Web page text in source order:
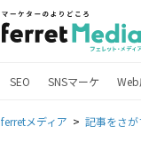
SEO SNSマーケ
ferretメディア 記事をさが